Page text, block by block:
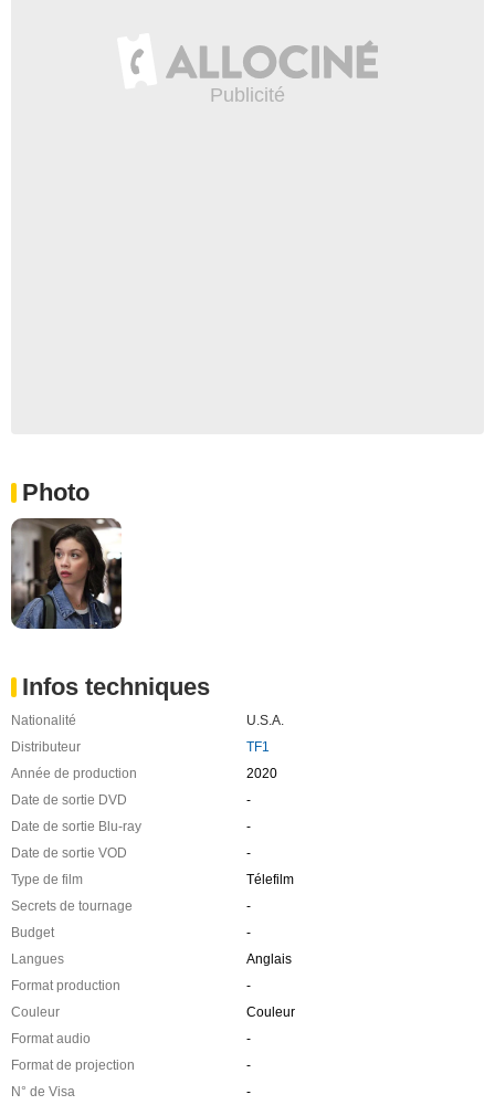
Photo
Infos techniques
Nationalité
U.S.A.
Distributeur
TF1
Année de production
2020
Date de sortie DVD
-
Date de sortie Blu-ray
-
Date de sortie VOD
-
Type de film
Télefilm
Secrets de tournage
-
Budget
-
Langues
Anglais
Format production
-
Couleur
Couleur
Format audio
-
Format de projection
-
N° de Visa
-